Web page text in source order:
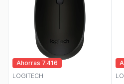
Ahorras 7.416
LOGITECH